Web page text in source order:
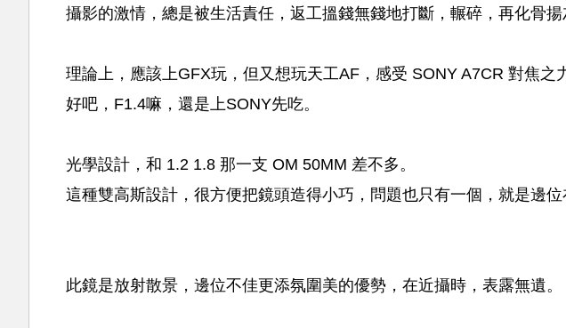
攝影的激情，總是被生活責任，返工搵錢無錢地打斷，輾碎，再化骨揚
理論上，應該上GFX玩，但又想玩天工AF，感受 SONY A7CR 對焦之
好吧，F1.4嘛，還是上SONY先吃。
光學設計，和 1.2 1.8 那一支 OM 50MM 差不多。
這種雙高斯設計，很方便把鏡頭造得小巧，問題也只有一個，就是邊位
此鏡是放射散景，邊位不佳更添氛圍美的優勢，在近攝時，表露無遺。